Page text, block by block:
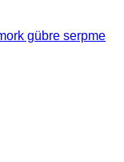
gübre serpme